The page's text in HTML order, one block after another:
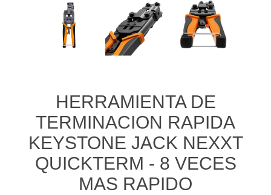
HERRAMIENTA DE
TERMINACION RAPIDA
KEYSTONE JACK NEXXT
QUICKTERM - 8 VECES
MAS RAPIDO